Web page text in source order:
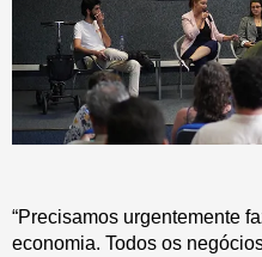
“Precisamos urgentemente
economia. Todos os